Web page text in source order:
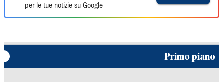
per le tue notizie su Google
Primo piano